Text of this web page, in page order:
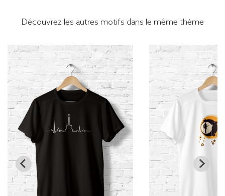
Découvrez les autres motifs dans le même thème